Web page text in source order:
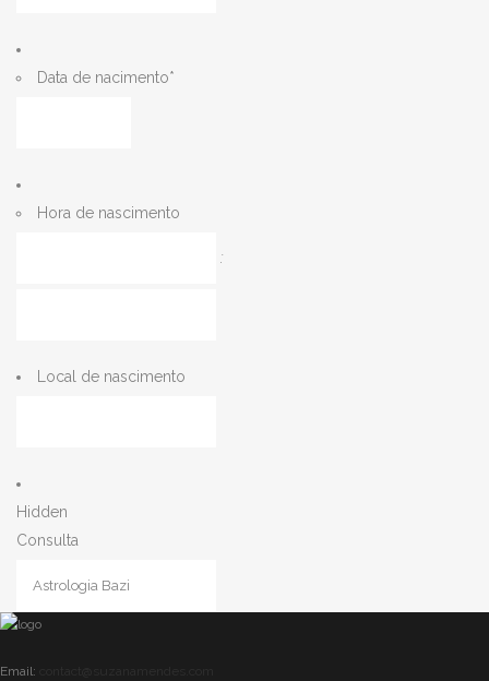
Email:
Data de nacimento*
AAAA
Hora de nascimento
:
Local de nascimento
Hidden
Consulta